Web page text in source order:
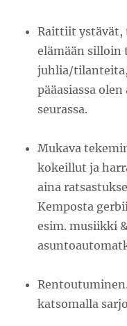
Raittiit ystävät,
elämään silloin
juhlia/
pääasiassa
seurassa.
Mukava
kokeillut ja
aina
Kemposta
esim. musiikki
katsomalla